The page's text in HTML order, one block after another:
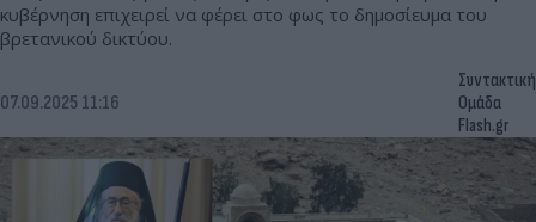
κυβέρνηση επιχειρεί να φέρει στο φως το δημοσίευμα του
βρετανικού δικτύου.
07.09.2025 11:16
Συντακτική
Ομάδα
Flash.gr